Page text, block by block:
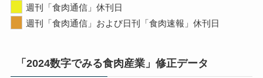
週刊「食肉通信」休刊日
週刊「食肉通信」および日刊「食肉速報」休刊日
「2024数字でみる食肉産業」修正データ